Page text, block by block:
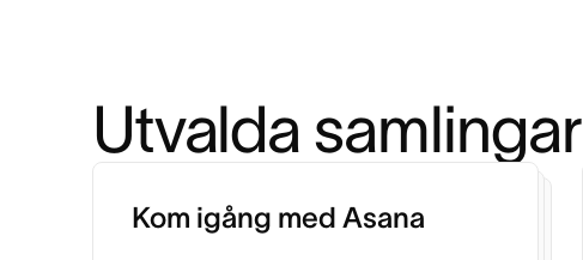
Utvalda samlingar
Kom igång med Asana